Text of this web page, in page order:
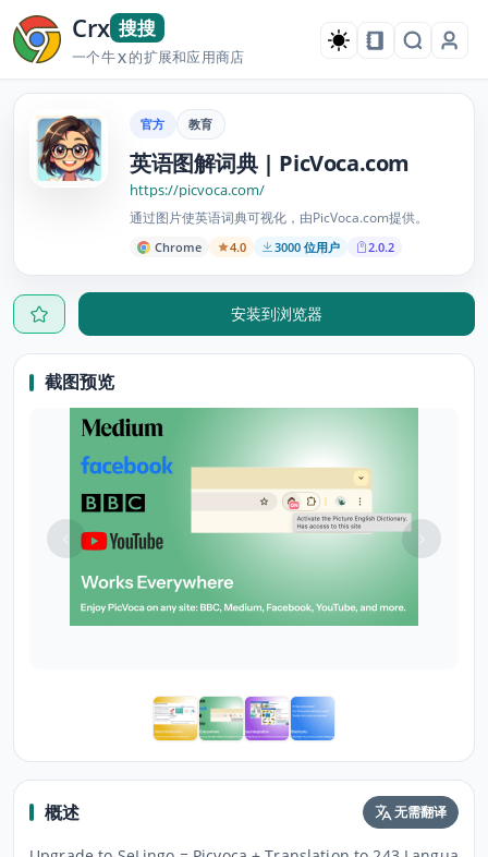
Crx 搜搜
一个牛X的扩展和应用商店
官方 教育
英语图解词典 | PicVoca.com
https://picvoca.com/
通过图片使英语词典可视化，由PicVoca.com提供。
Chrome 4.0 3000 位用户 2.0.2
安装到浏览器
截图预览
概述 无需翻译